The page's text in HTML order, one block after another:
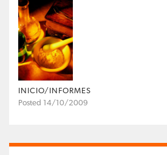
INICIO/INFORMES
Posted 14/10/2009